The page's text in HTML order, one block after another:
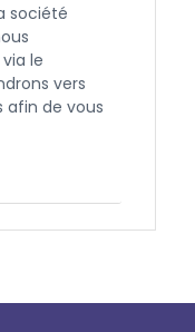
société
le
vers
afin de vous